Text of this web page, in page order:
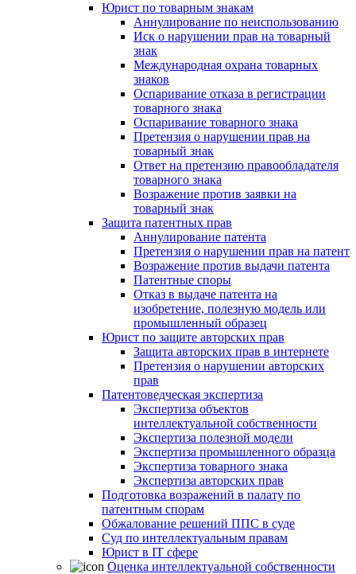
Юрист по товарным знакам
Аннулирование по неиспользованию
Иск о нарушении прав на товарный
знак
Международная охрана товарных
знаков
Оспаривание отказа в регистрации
товарного знака
Оспаривание товарного знака
Претензия о нарушении прав на
товарный знак
Ответ на претензию правообладателя
товарного знака
Возражение против заявки на
товарный знак
Защита патентных прав
Аннулирование патента
Претензия о нарушении прав на патент
Возражение против выдачи патента
Патентные споры
Отказ в выдаче патента на
изобретение, полезную модель или
промышленный образец
Юрист по защите авторских прав
Защита авторских прав в интернете
Претензия о нарушении авторских
прав
Патентоведческая экспертиза
Экспертиза объектов
интеллектуальной собственности
Экспертиза полезной модели
Экспертиза промышленного образца
Экспертиза товарного знака
Экспертиза авторских прав
Подготовка возражений в палату по
патентным спорам
Обжалование решений ППС в суде
Суд по интеллектуальным правам
Юрист в IT сфере
Оценка интеллектуальной собственности